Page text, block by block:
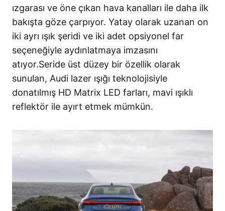
ızgarası ve öne çıkan hava kanalları ile daha ilk
bakışta göze çarpıyor. Yatay olarak uzanan on
iki ayrı ışık şeridi ve iki adet opsiyonel far
seçeneğiyle aydınlatmaya imzasını
atıyor.Seride üst düzey bir özellik olarak
sunulan, Audi lazer ışığı teknolojisiyle
donatılmış HD Matrix LED farları, mavi ışıklı
reflektör ile ayırt etmek mümkün.